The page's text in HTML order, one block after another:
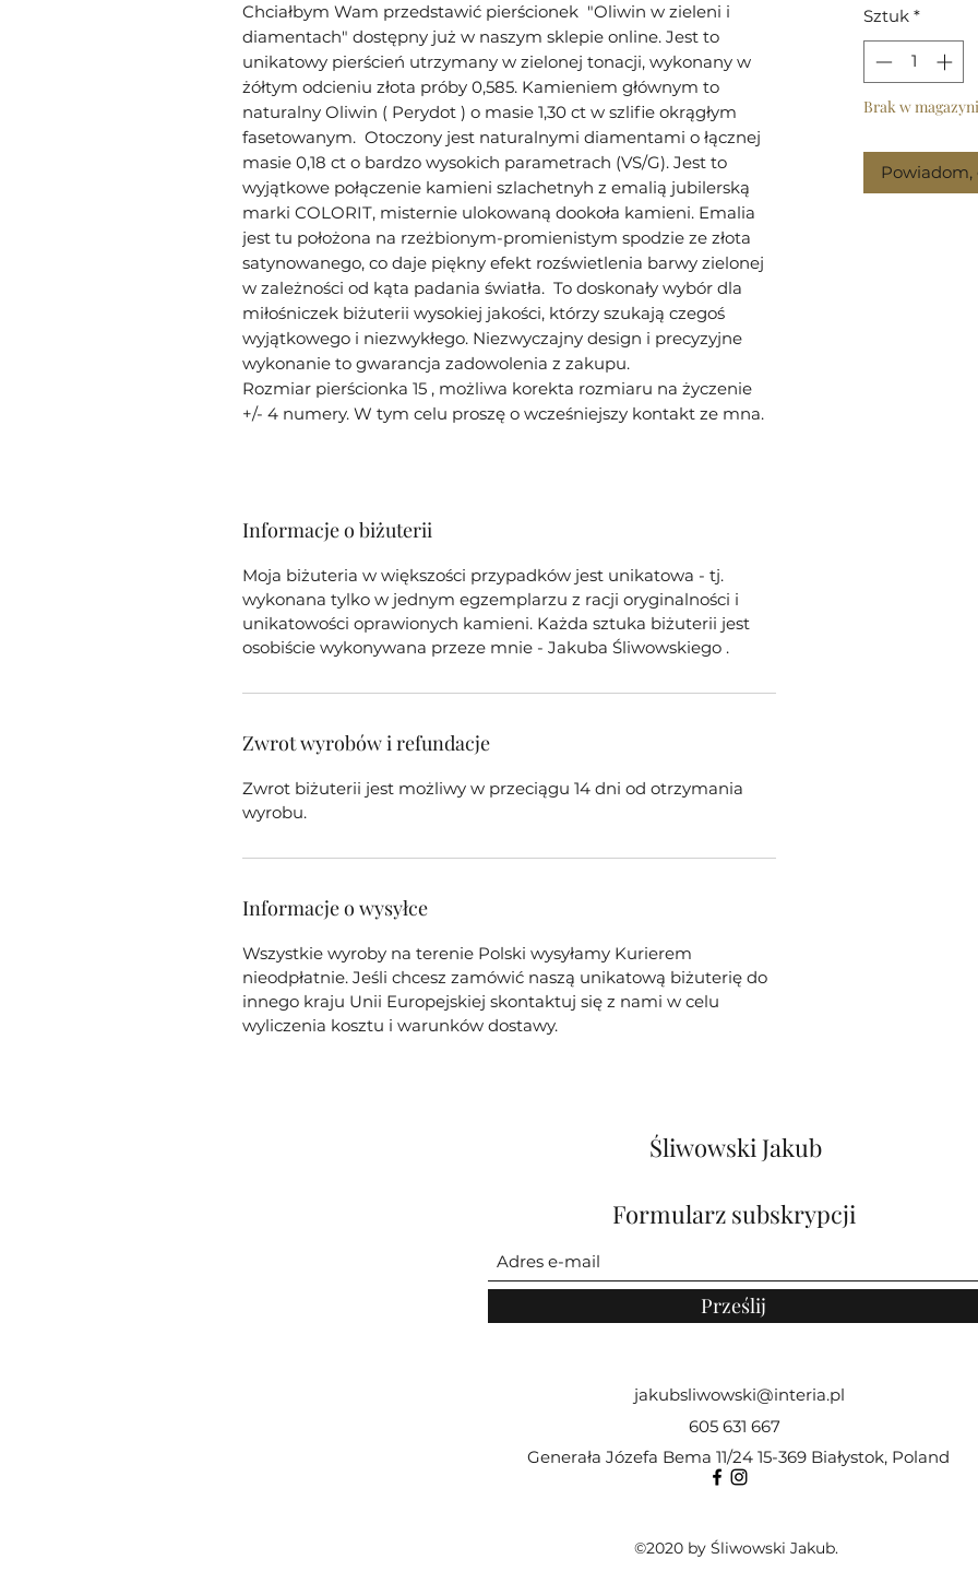
Chciałbym Wam przedstawić pierścionek "Oliwin w zieleni i
diamentach" dostępny już w naszym sklepie online. Jest to
unikatowy pierścień utrzymany w zielonej tonacji, wykonany w
żółtym odcieniu złota próby 0,585. Kamieniem głównym to
naturalny Oliwin ( Perydot ) o masie 1,30 ct w szlifie okrągłym
fasetowanym. Otoczony jest naturalnymi diamentami o łącznej
masie 0,18 ct o bardzo wysokich parametrach (VS/G). Jest to
wyjątkowe połączenie kamieni szlachetnyh z emalią jubilerską
marki COLORIT, misternie ulokowaną dookoła kamieni. Emalia
jest tu położona na rzeżbionym-promienistym spodzie ze złota
satynowanego, co daje piękny efekt rozświetlenia barwy zielonej
w zależności od kąta padania światła. To doskonały wybór dla
miłośniczek biżuterii wysokiej jakości, którzy szukają czegoś
wyjątkowego i niezwykłego. Niezwyczajny design i precyzyjne
wykonanie to gwarancja zadowolenia z zakupu.
Rozmiar pierścionka 15 , możliwa korekta rozmiaru na życzenie
+/- 4 numery. W tym celu proszę o wcześniejszy kontakt ze mna.
Informacje o biżuterii
Moja biżuteria w większości przypadków jest unikatowa - tj.
wykonana tylko w jednym egzemplarzu z racji oryginalności i
unikatowości oprawionych kamieni. Każda sztuka biżuterii jest
osobiście wykonywana przeze mnie - Jakuba Śliwowskiego .
Zwrot wyrobów i refundacje
Zwrot biżuterii jest możliwy w przeciągu 14 dni od otrzymania
wyrobu.
Informacje o wysyłce
Wszystkie wyroby na terenie Polski wysyłamy Kurierem
nieodpłatnie. Jeśli chcesz zamówić naszą unikatową biżuterię do
innego kraju Unii Europejskiej skontaktuj się z nami w celu
wyliczenia kosztu i warunków dostawy.
Sztuk *
Brak w
Powiadom,
Śliwowski Jakub
Formularz subskrypcji
Prześlij
jakubsliwowski@interia.pl
605 631 667
Generała Józefa Bema 11/24 15-369 Białystok, Poland
©2020 by Śliwowski Jakub.